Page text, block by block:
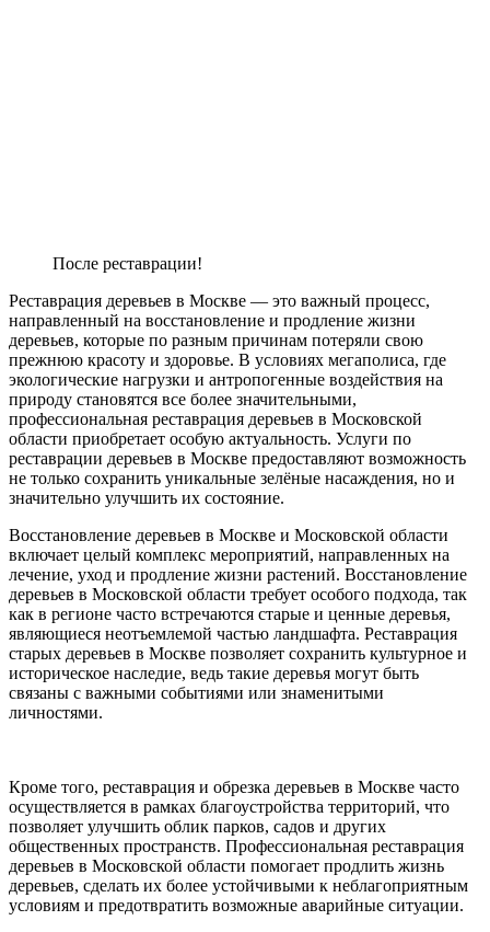
После реставрации!
Реставрация деревьев в Москве — это важный процесс,
направленный на восстановление и продление жизни
деревьев, которые по разным причинам потеряли свою
прежнюю красоту и здоровье. В условиях мегаполиса, где
экологические нагрузки и антропогенные воздействия на
природу становятся все более значительными,
профессиональная реставрация деревьев в Московской
области приобретает особую актуальность. Услуги по
реставрации деревьев в Москве предоставляют возможность
не только сохранить уникальные зелёные насаждения, но и
значительно улучшить их состояние.
Восстановление деревьев в Москве и Московской области
включает целый комплекс мероприятий, направленных на
лечение, уход и продление жизни растений. Восстановление
деревьев в Московской области требует особого подхода, так
как в регионе часто встречаются старые и ценные деревья,
являющиеся неотъемлемой частью ландшафта. Реставрация
старых деревьев в Москве позволяет сохранить культурное и
историческое наследие, ведь такие деревья могут быть
связаны с важными событиями или знаменитыми
личностями.
Кроме того, реставрация и обрезка деревьев в Москве часто
осуществляется в рамках благоустройства территорий, что
позволяет улучшить облик парков, садов и других
общественных пространств. Профессиональная реставрация
деревьев в Московской области помогает продлить жизнь
деревьев, сделать их более устойчивыми к неблагоприятным
условиям и предотвратить возможные аварийные ситуации.